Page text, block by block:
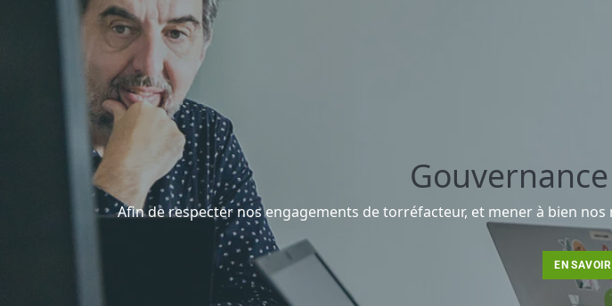
Afin de respecter nos engagements de torréfacteur, et mener à bien
EN